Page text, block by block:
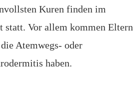
Kuren finden im
statt. Vor allem kommen Eltern
Atemwegs- oder
haben.